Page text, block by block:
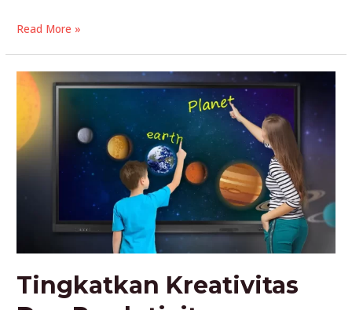
Interactive
Display
untuk
Bisnis!
Read More »
Tingkatkan Kreativitas